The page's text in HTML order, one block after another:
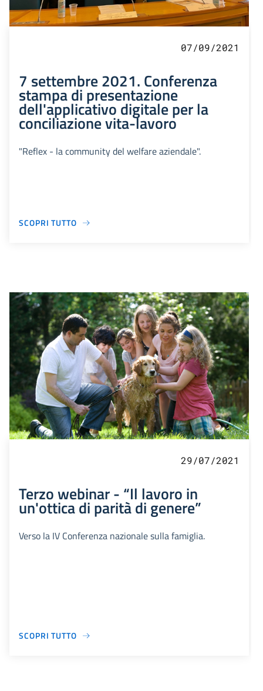
07/09/2021
7 settembre 2021. Conferenza
stampa di presentazione
dell'applicativo digitale per la
conciliazione vita-lavoro
"Reflex - la community del welfare aziendale".
SCOPRI TUTTO
29/07/2021
Terzo webinar - “Il lavoro in
un'ottica di parità di genere”
Verso la IV Conferenza nazionale sulla famiglia.
SCOPRI TUTTO